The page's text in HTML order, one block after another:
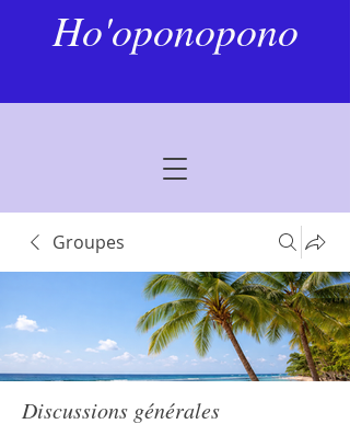
Ho'oponopono
Groupes
Discussions générales